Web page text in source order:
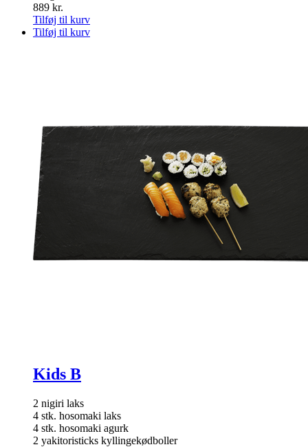
889 kr.
Tilføj til kurv
Tilføj til kurv
Kids B
2 nigiri laks
4 stk. hosomaki laks
4 stk. hosomaki agurk
2 yakitoristicks kyllingekødboller